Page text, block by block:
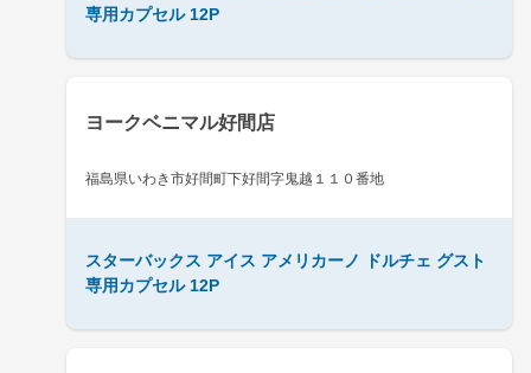
専用カプセル 12P
ヨークベニマル好間店
福島県いわき市好間町下好間字鬼越１１０番地
スターバックス アイス アメリカーノ ドルチェ グスト
専用カプセル 12P